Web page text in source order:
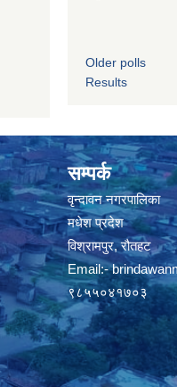
Older polls
Results
सम्पर्क
वृन्दावन नगरपालिका
मधेश प्रदेश
विश्रामपुर, रौतहट
Email:-
९८५५०४१७०३